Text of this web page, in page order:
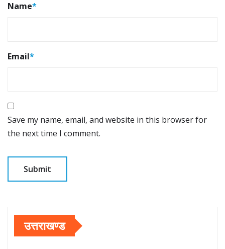
Name*
Email*
Save my name, email, and website in this browser for
the next time I comment.
उत्तराखण्ड